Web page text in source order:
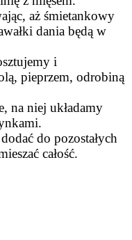
aż śmietankowy
dania będą w
i
pieprzem, odrobiną
na niej układamy
do pozostałych
całość.